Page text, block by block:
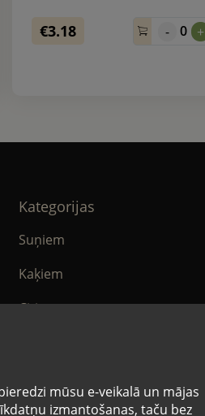
mūsu e-veikalā un mājas
izmantošanas, taču bez
€3.18 - 0 +
Kategorijas
Suņiem
Kaķiem
Citi